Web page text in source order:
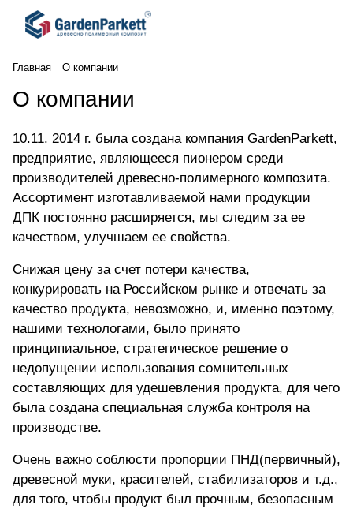
Главная О компании
О компании
10.11. 2014 г. была создана компания GardenParkett,
предприятие, являющееся пионером среди
производителей древесно-полимерного композита.
Ассортимент изготавливаемой нами продукции
ДПК постоянно расширяется, мы следим за ее
качеством, улучшаем ее свойства.
Снижая цену за счет потери качества,
конкурировать на Российском рынке и отвечать за
качество продукта, невозможно, и, именно поэтому,
нашими технологами, было принято
принципиальное, стратегическое решение о
недопущении использования сомнительных
составляющих для удешевления продукта, для чего
была создана специальная служба контроля на
производстве.
Очень важно соблюсти пропорции ПНД(первичный),
древесной муки, красителей, стабилизаторов и т.д.,
для того, чтобы продукт был прочным, безопасным